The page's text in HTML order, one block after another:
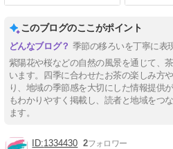
このブログのここがポイント
季節の移ろいを丁寧に表
紫陽花や桜などの自然の風景を通じて、
います。四季に合わせたお茶の楽しみ方
り、地域の季節感を大切にした情報提供
もわかりやすく掲載し、読者と地域をつ
ます。
1334430 2